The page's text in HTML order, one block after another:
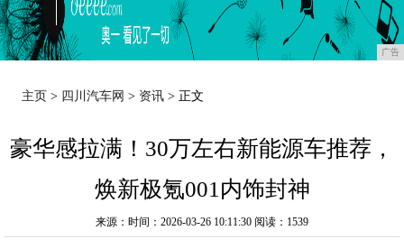
广告
主页 > 四川汽车网 > 资讯 > 正文
豪华感拉满！30万左右新能源车推荐，
焕新极氪001内饰封神
来源：时间：2026-03-26 10:11:30 阅读：1539